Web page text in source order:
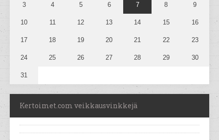
3 4 5 6 7 8 9
10 11 12 13 14 15 16
17 18 19 20 21 22 23
24 25 26 27 28 29 30
31
Kertoimet.com veikkausvinkkejä